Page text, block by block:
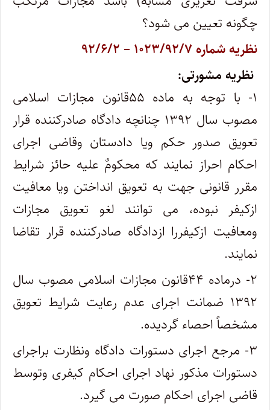
چگونه تعیین می شود؟
نظریه شماره ۱۰۲۳/۹۲/۷ – ۹۲/۶/۲
نظریه مشورتی:
۱- با توجه به ماده ۵۵قانون مجازات اسلامی
مصوب سال ۱۳۹۲ چنانچه دادگاه صادرکننده قرار
تعویق صدور حکم ویا دادستان وقاضی اجرای
احکام احراز نمایند که محکومٌ علیه حائز شرایط
مقرر قانونی جهت به تعویق انداختن ویا معافیت
ازکیفر نبوده، می توانند لغو تعویق مجازات
ومعافیت ازکیفررا ازدادگاه صادرکننده قرار تقاضا
نمایند.
۲- درماده ۴۴قانون مجازات اسلامی مصوب سال
۱۳۹۲ ضمانت اجرای عدم رعایت شرایط تعویق
مشخصاً‌ احصاء گردیده.
۳- مرجع اجرای دستورات دادگاه ونظارت براجرای
دستورات مذکور نهاد اجرای احکام کیفری وتوسط
قاضی اجرای احکام صورت می گیرد.